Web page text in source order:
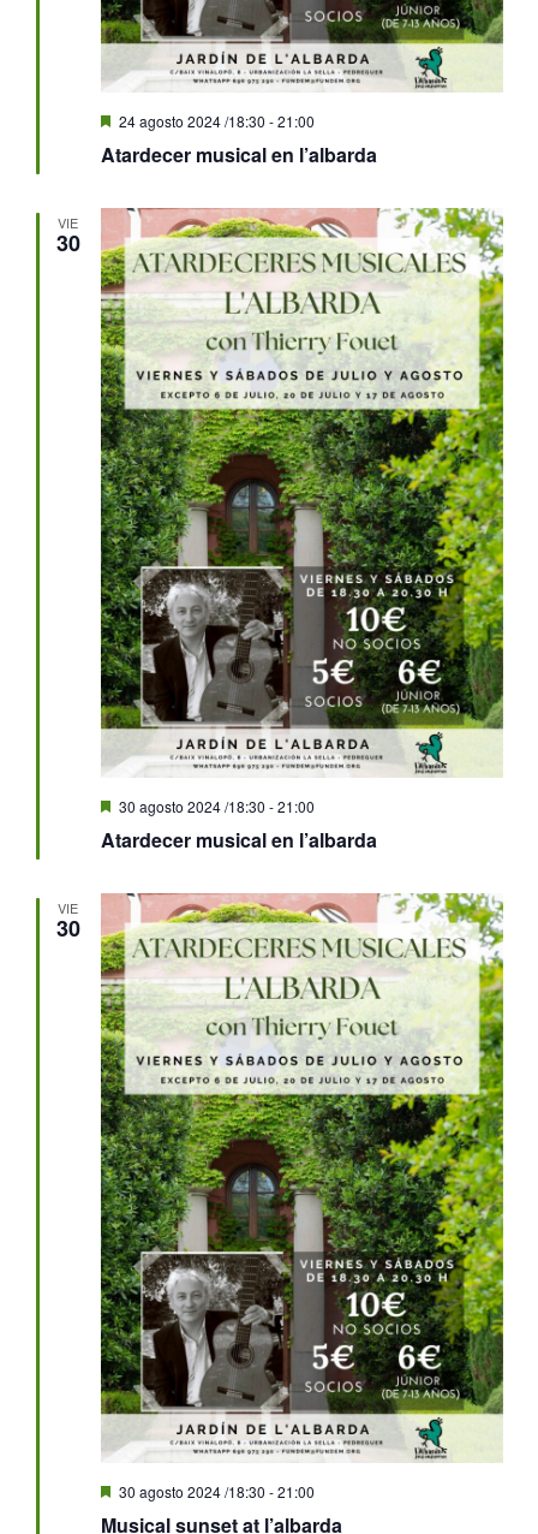
Atardecer musical en l’albarda
Destacado
24 agosto 2024 /18:30 -21:00
VIE
30
Atardecer musical en l’albarda
Destacado
30 agosto 2024 /18:30 -21:00
VIE
30
Musical sunset at l’albarda
Destacado
30 agosto 2024 /18:30 -21:00